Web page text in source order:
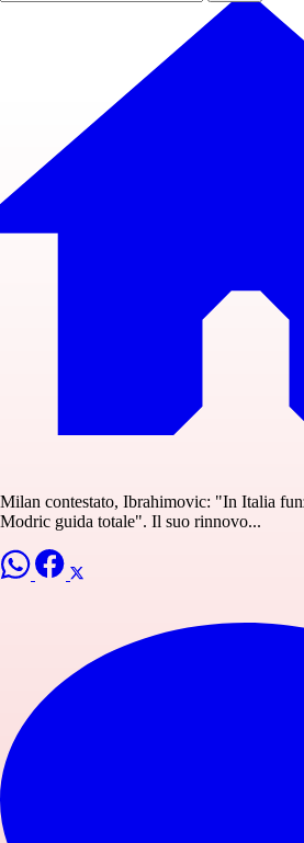
Milan contestato, Ibrahimovic: "In Italia
Modric guida totale". Il suo rinnovo...